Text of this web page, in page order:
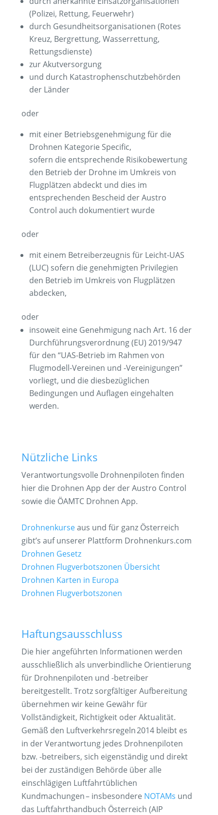
(Polizei, Rettung, Feuerwehr)
durch Gesundheitsorganisationen (Rotes
Kreuz, Bergrettung, Wasserrettung,
Rettungsdienste)
zur Akutversorgung
und durch Katastrophenschutzbehörden
der Länder
oder
mit einer Betriebsgenehmigung für die
Drohnen Kategorie Specific,
sofern die entsprechende Risikobewertung
den Betrieb der Drohne im Umkreis von
Flugplätzen abdeckt und dies im
entsprechenden Bescheid der Austro
Control auch dokumentiert wurde
oder
mit einem Betreiberzeugnis für Leicht-UAS
(LUC) sofern die genehmigten Privilegien
den Betrieb im Umkreis von Flugplätzen
abdecken,
oder
insoweit eine Genehmigung nach Art. 16 der
Durchführungsverordnung (EU) 2019/947
für den “UAS-Betrieb im Rahmen von
Flugmodell-Vereinen und -Vereinigungen”
vorliegt, und die diesbezüglichen
Bedingungen und Auflagen eingehalten
werden.
Nützliche Links
Verantwortungsvolle Drohnenpiloten finden
hier die Drohnen App der der Austro Control
sowie die ÖAMTC Drohnen App.
Drohnenkurseaus und für ganz Österreich
gibt’s auf unserer Plattform Drohnenkurs.com
Drohnen Gesetz
Drohnen Flugverbotszonen Übersicht
Drohnen Karten in Europa
Drohnen Flugverbotszonen
Haftungsausschluss
Die hier angeführten Informationen werden
ausschließlich als unverbindliche Orientierung
für Drohnenpiloten und -betreiber
bereitgestellt. Trotz sorgfältiger Aufbereitung
übernehmen wir keine Gewähr für
Vollständigkeit, Richtigkeit oder Aktualität.
Gemäß den Luftverkehrsregeln 2014 bleibt es
in der Verantwortung jedes Drohnenpiloten
bzw. -betreibers, sich eigenständig und direkt
bei der zuständigen Behörde über alle
einschlägigen Luftfahrt­üblichen
Kundmachungen – insbesondere NOTAMs und
das Luftfahrthandbuch Österreich (AIP